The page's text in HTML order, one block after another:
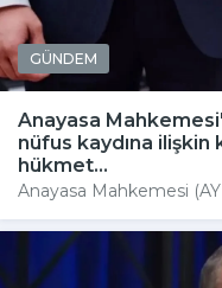
GÜNDEM
Anayasa
nüfus kaydına ilişkin
hükmet...
Anayasa Mahkemesi